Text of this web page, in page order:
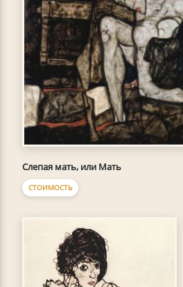
Слепая мать, или Мать
СТОИМОСТЬ